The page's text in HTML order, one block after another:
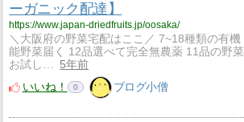
ーガニック配達】
https://www.japan-driedfruits.jp/oosaka/
＼大阪府の野菜宅配はここ／ 7~18種類の有機
能野菜届く 12品選べて完全無農薬 11品の野菜
お試し…
5年前
いいね！
0 ブログ小僧